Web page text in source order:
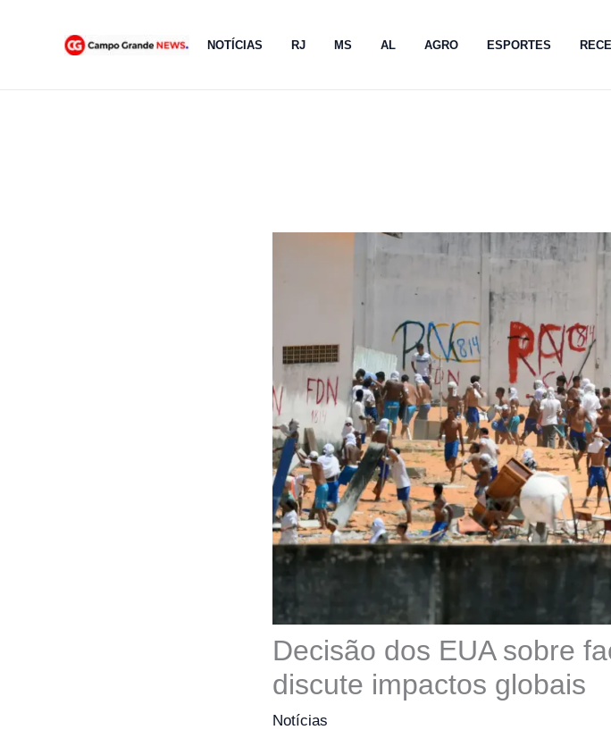
NOTÍCIAS RJ MS AL AGRO ESPORTES
Decisão dos EUA sobre
discute impactos globais
Notícias